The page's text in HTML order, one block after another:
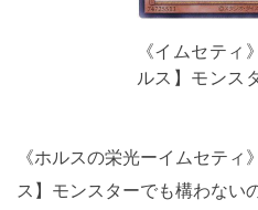
《イムセティ
ルス】モンス
《ホルスの栄光ーイムセテ
ス】モンスターでも構わない